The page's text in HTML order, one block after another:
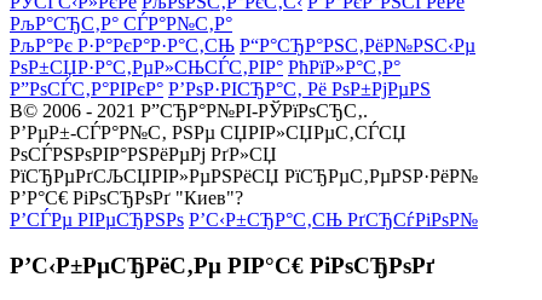
РљР°СЂС‚Р° СЃР°Р№С‚Р°
РљР°Рє Р·Р°РєР°Р·Р°С‚СЊ Р“Р°СЂР°РЅС‚РёР№РЅС‹Рµ
РѕР±СЏР·Р°С‚РµР»СЊСЃС‚РІР° РћРїР»Р°С‚Р°
Р”РѕСЃС‚Р°РІРєР° Р’РѕР·РІСЂР°С‚ Рё РѕР±РјРµРЅ
В© 2006 - 2021 Р”СЂР°Р№РІ-РЎРїРѕСЂС‚.
Р’РµР±-СЃР°Р№С‚ РЅРµ СЏРІР»СЏРµС‚СЃСЏ
РѕСЃРЅРѕРІР°РЅРёРµРј РґР»СЏ
РїСЂРµРґСЉСЏРІР»РµРЅРёСЏ РїСЂРµС‚РµРЅР·РёР№
Р’Р°С€ РіРѕСЂРѕРґ "Киев"?
Р’СЃРµ РІРµСЂРЅРѕ Р’С‹Р±СЂР°С‚СЊ РґСЂСѓРіРѕР№
Р’С‹Р±РµСЂРёС‚Рµ РІР°С€ РіРѕСЂРѕРґ